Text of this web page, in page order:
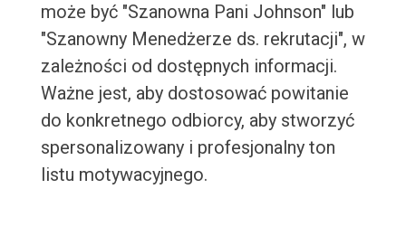
może być "Szanowna Pani Johnson" lub
"Szanowny Menedżerze ds. rekrutacji", w
zależności od dostępnych informacji.
Ważne jest, aby dostosować powitanie
do konkretnego odbiorcy, aby stworzyć
spersonalizowany i profesjonalny ton
listu motywacyjnego.